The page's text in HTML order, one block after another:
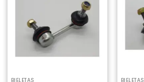
a la
lista de
deseos
BIELETAS BIELETAS